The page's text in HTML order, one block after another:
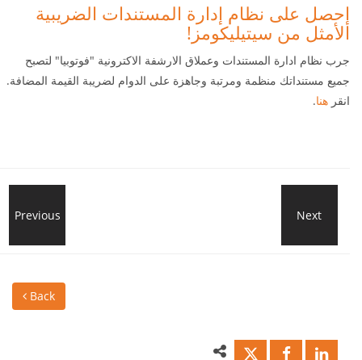
إحصل على نظام إدارة المستندات الضريبية
الأمثل من سيتيليكومز!
جرب نظام ادارة المستندات وعملاق الارشفة الاكترونية "فوتوبيا" لتصبح
جميع مستنداتك منظمة ومرتبة وجاهزة على الدوام لضريبة القيمة المضافة.
انقر هنا.
Tap
Previous Next
Back